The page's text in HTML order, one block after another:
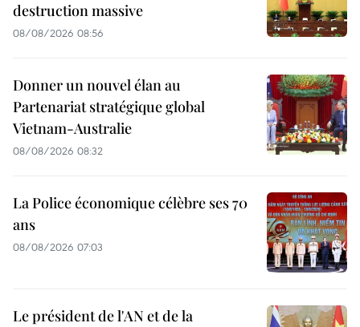
destruction massive
08/08/2026 08:56
Donner un nouvel élan au
Partenariat stratégique global
Vietnam-Australie
08/08/2026 08:32
La Police économique célèbre ses 70
ans
08/08/2026 07:03
Le président de l'AN et de la